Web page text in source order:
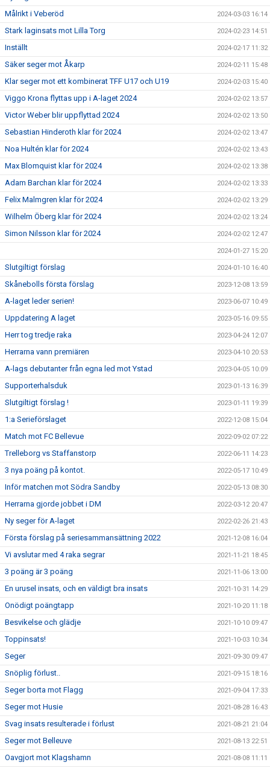
Målrikt i Veberöd 2024-03-03 16:14
Stark laginsats mot Lilla Torg 2024-02-23 14:51
Inställt 2024-02-17 11:32
Säker seger mot Åkarp 2024-02-11 15:48
Klar seger mot ett kombinerat TFF U17 och U19 2024-02-03 15:40
Viggo Krona flyttas upp i A-laget 2024 2024-02-02 13:57
Victor Weber blir uppflyttad 2024 2024-02-02 13:50
Sebastian Hinderoth klar för 2024 2024-02-02 13:47
Noa Hultén klar för 2024 2024-02-02 13:43
Max Blomquist klar för 2024 2024-02-02 13:38
Adam Barchan klar för 2024 2024-02-02 13:33
Felix Malmgren klar för 2024 2024-02-02 13:29
Wilhelm Öberg klar för 2024 2024-02-02 13:24
Simon Nilsson klar för 2024 2024-02-02 12:47
2024-01-27 15:20
Slutgiltigt förslag 2024-01-10 16:40
Skånebolls första förslag 2023-12-08 13:59
A-laget leder serien! 2023-06-07 10:49
Uppdatering A laget 2023-05-16 09:55
Herr tog tredje raka 2023-04-24 12:07
Herrarna vann premiären 2023-04-10 20:53
A-lags debutanter från egna led mot Ystad 2023-04-05 10:09
Supporterhalsduk 2023-01-13 16:39
Slutgiltigt förslag ! 2023-01-11 19:39
1:a Serieförslaget 2022-12-08 15:04
Match mot FC Bellevue 2022-09-02 07:22
Trelleborg vs Staffanstorp 2022-06-11 14:23
3 nya poäng på kontot. 2022-05-17 10:49
Inför matchen mot Södra Sandby 2022-05-13 08:30
Herrarna gjorde jobbet i DM 2022-03-12 20:47
Ny seger för A-laget 2022-02-26 21:43
Första förslag på seriesammansättning 2022 2021-12-08 16:04
Vi avslutar med 4 raka segrar 2021-11-21 18:45
3 poäng är 3 poäng 2021-11-06 13:00
En urusel insats, och en väldigt bra insats 2021-10-31 14:29
Onödigt poängtapp 2021-10-20 11:18
Besvikelse och glädje 2021-10-10 09:47
Toppinsats! 2021-10-03 10:34
Seger 2021-09-30 09:47
Snöplig förlust.. 2021-09-15 18:16
Seger borta mot Flagg 2021-09-04 17:33
Seger mot Husie 2021-08-28 16:43
Svag insats resulterade i förlust 2021-08-21 21:04
Seger mot Belleuve 2021-08-13 22:51
Oavgjort mot Klagshamn 2021-08-08 11:11